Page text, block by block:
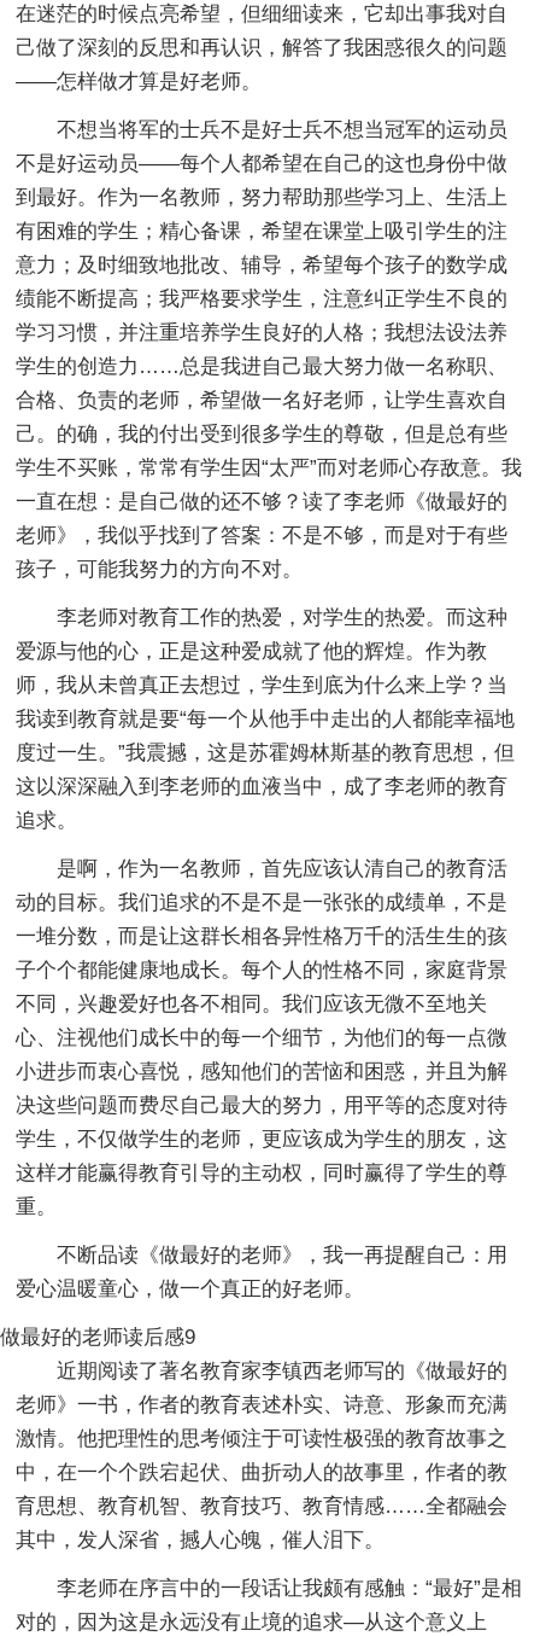
在迷茫的时候点亮希望，但细细读来，它却出事我对自
己做了深刻的反思和再认识，解答了我困惑很久的问题
——怎样做才算是好老师。
不想当将军的士兵不是好士兵不想当冠军的运动员
不是好运动员——每个人都希望在自己的这也身份中做
到最好。作为一名教师，努力帮助那些学习上、生活上
有困难的学生；精心备课，希望在课堂上吸引学生的注
意力；及时细致地批改、辅导，希望每个孩子的数学成
绩能不断提高；我严格要求学生，注意纠正学生不良的
学习习惯，并注重培养学生良好的人格；我想法设法养
学生的创造力……总是我进自己最大努力做一名称职、
合格、负责的老师，希望做一名好老师，让学生喜欢自
己。的确，我的付出受到很多学生的尊敬，但是总有些
学生不买账，常常有学生因“太严”而对老师心存敌意。我
一直在想：是自己做的还不够？读了李老师《做最好的
老师》，我似乎找到了答案：不是不够，而是对于有些
孩子，可能我努力的方向不对。
李老师对教育工作的热爱，对学生的热爱。而这种
爱源与他的心，正是这种爱成就了他的辉煌。作为教
师，我从未曾真正去想过，学生到底为什么来上学？当
我读到教育就是要“每一个从他手中走出的人都能幸福地
度过一生。”我震撼，这是苏霍姆林斯基的教育思想，但
这以深深融入到李老师的血液当中，成了李老师的教育
追求。
是啊，作为一名教师，首先应该认清自己的教育活
动的目标。我们追求的不是不是一张张的成绩单，不是
一堆分数，而是让这群长相各异性格万千的活生生的孩
子个个都能健康地成长。每个人的性格不同，家庭背景
不同，兴趣爱好也各不相同。我们应该无微不至地关
心、注视他们成长中的每一个细节，为他们的每一点微
小进步而衷心喜悦，感知他们的苦恼和困惑，并且为解
决这些问题而费尽自己最大的努力，用平等的态度对待
学生，不仅做学生的老师，更应该成为学生的朋友，这
这样才能赢得教育引导的主动权，同时赢得了学生的尊
重。
不断品读《做最好的老师》，我一再提醒自己：用
爱心温暖童心，做一个真正的好老师。
做最好的老师读后感9
近期阅读了著名教育家李镇西老师写的《做最好的
老师》一书，作者的教育表述朴实、诗意、形象而充满
激情。他把理性的思考倾注于可读性极强的教育故事之
中，在一个个跌宕起伏、曲折动人的故事里，作者的教
育思想、教育机智、教育技巧、教育情感……全都融会
其中，发人深省，撼人心魄，催人泪下。
李老师在序言中的一段话让我颇有感触：“最好”是相
对的，因为这是永远没有止境的追求—从这个意义上